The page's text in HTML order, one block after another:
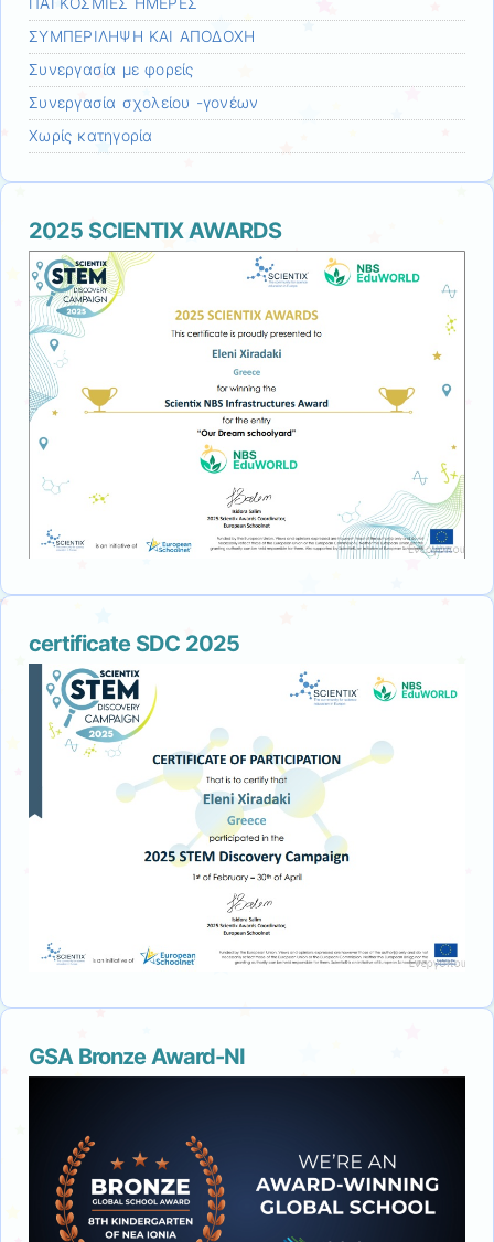
ΣΥΜΠΕΡΙΛΗΨΗ ΚΑΙ ΑΠΟΔΟΧΗ
Συνεργασία με φορείς
Συνεργασία σχολείου -γονέων
Χωρίς κατηγορία
2025 SCIENTIX AWARDS
certificate SDC 2025
GSA Bronze Award-NI